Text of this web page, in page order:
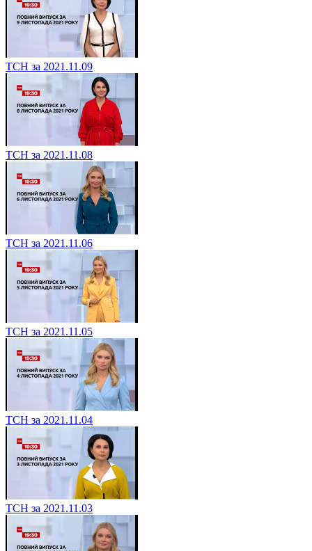
ТСН за 2021.11.09
ТСН за 2021.11.08
ТСН за 2021.11.06
ТСН за 2021.11.05
ТСН за 2021.11.04
ТСН за 2021.11.03